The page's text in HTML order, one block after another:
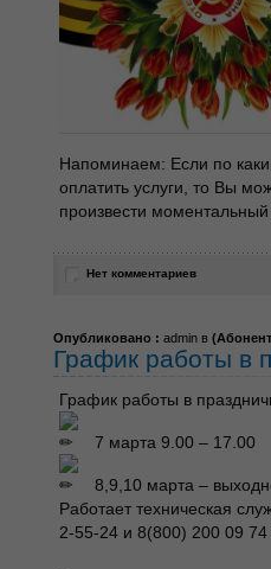
Напоминаем: Если по
оплатить услуги, то Вы
произвести
Нет комментариев
Опубликовано : admin в (
График работы в
График работы в
7 марта 9.00 – 17.00
8,9,10 марта –
Работает техническая
2-55-24 и 8(800) 200 09 74